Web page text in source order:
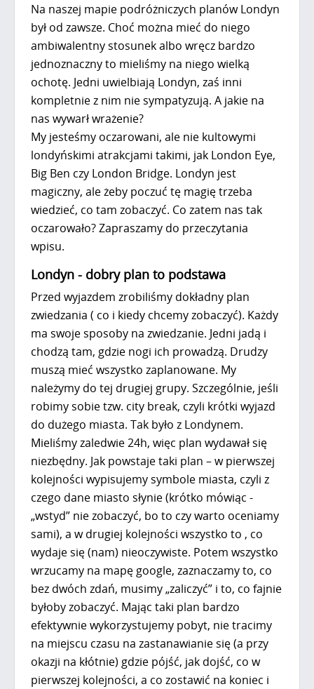
Na naszej mapie podróżniczych planów Londyn
był od zawsze. Choć można mieć do niego
ambiwalentny stosunek albo wręcz bardzo
jednoznaczny to mieliśmy na niego wielką
ochotę. Jedni uwielbiają Londyn, zaś inni
kompletnie z nim nie sympatyzują. A jakie na
nas wywarł wrażenie?
My jesteśmy oczarowani, ale nie kultowymi
londyńskimi atrakcjami takimi, jak London Eye,
Big Ben czy London Bridge. Londyn jest
magiczny, ale żeby poczuć tę magię trzeba
wiedzieć, co tam zobaczyć. Co zatem nas tak
oczarowało? Zapraszamy do przeczytania
wpisu.
Londyn - dobry plan to podstawa
Przed wyjazdem zrobiliśmy dokładny plan
zwiedzania ( co i kiedy chcemy zobaczyć). Każdy
ma swoje sposoby na zwiedzanie. Jedni jadą i
chodzą tam, gdzie nogi ich prowadzą. Drudzy
muszą mieć wszystko zaplanowane. My
należymy do tej drugiej grupy. Szczególnie, jeśli
robimy sobie tzw. city break, czyli krótki wyjazd
do dużego miasta. Tak było z Londynem.
Mieliśmy zaledwie 24h, więc plan wydawał się
niezbędny. Jak powstaje taki plan – w pierwszej
kolejności wypisujemy symbole miasta, czyli z
czego dane miasto słynie (krótko mówiąc -
„wstyd” nie zobaczyć, bo to czy warto oceniamy
sami), a w drugiej kolejności wszystko to , co
wydaje się (nam) nieoczywiste. Potem wszystko
wrzucamy na mapę google, zaznaczamy to, co
bez dwóch zdań, musimy „zaliczyć” i to, co fajnie
byłoby zobaczyć. Mając taki plan bardzo
efektywnie wykorzystujemy pobyt, nie tracimy
na miejscu czasu na zastanawianie się (a przy
okazji na kłótnie) gdzie pójść, jak dojść, co w
pierwszej kolejności, a co zostawić na koniec i